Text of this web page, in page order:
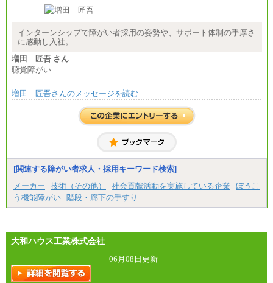
す。
インターンシップで障がい者採用の姿勢や、サポート体制の手厚さ
に感動し入社。
増田 匠吾 さん
聴覚障がい
増田 匠吾さんのメッセージを読む
[関連する障がい者求人・採用キーワード検索]
メーカー
技術（その他） 社会貢献活動を実施している企業
ぼうこ
う機能障がい 階段・廊下の手すり
大和ハウス工業株式会社
06月08日更新